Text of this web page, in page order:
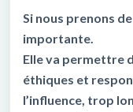
Si nous prenons
importante.
Elle va permettre
éthiques et
l’influence, trop